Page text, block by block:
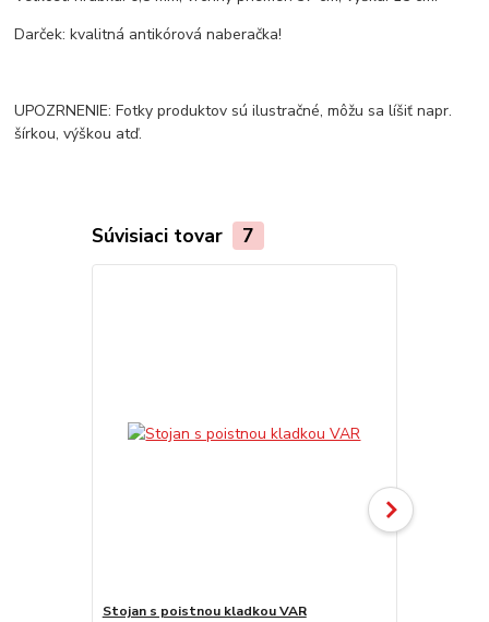
Darček: kvalitná antikórová naberačka!
UPOZRNENIE: Fotky produktov sú ilustračné, môžu sa líšiť napr.
šírkou, výškou atď.
Súvisiaci tovar 7
Stojan s poistnou kladkou VAR